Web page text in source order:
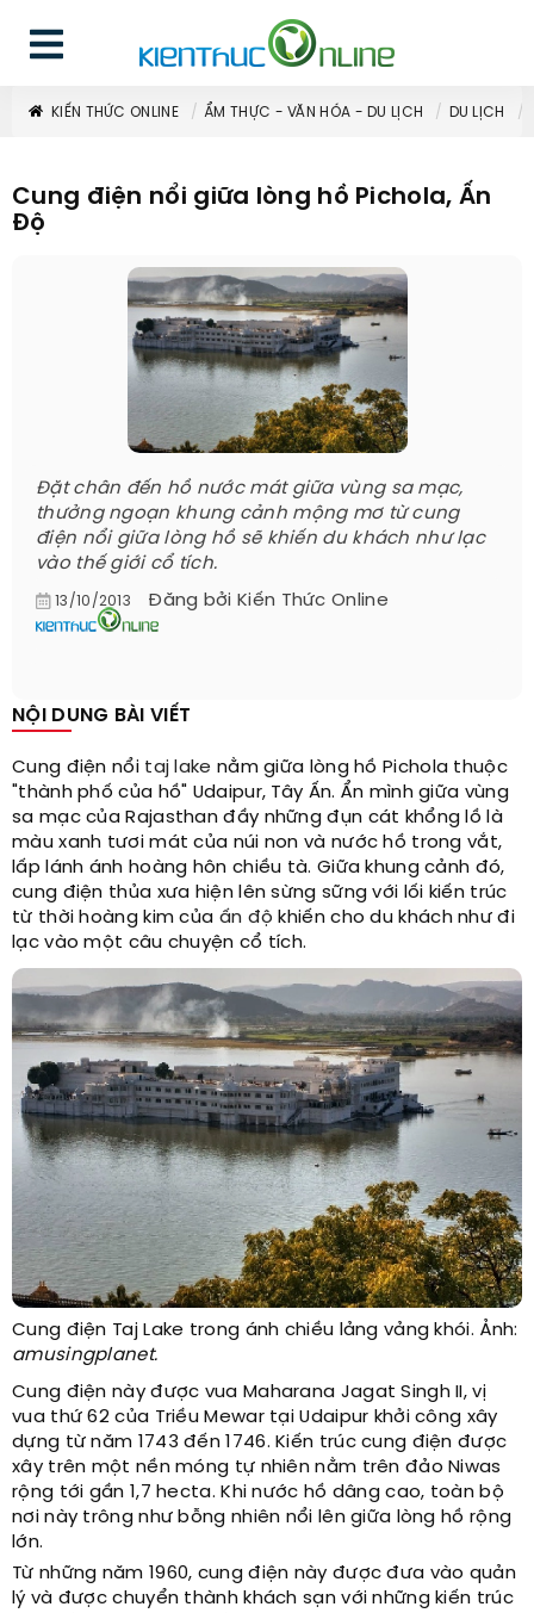
KIẾN THỨC ONLINE ẨM THỰC - VĂN HÓA - DU LỊCH DU LỊCH
Cung điện nổi giữa lòng hồ Pichola, Ấn
Độ
Đặt chân đến hồ nước mát giữa vùng sa mạc,
thưởng ngoạn khung cảnh mộng mơ từ cung
điện nổi giữa lòng hồ sẽ khiến du khách như lạc
vào thế giới cổ tích.
13/10/2013 Đăng bởi Kiến Thức Online
NỘI DUNG BÀI VIẾT
Cung điện nổi taj lake nằm giữa lòng hồ Pichola thuộc
"thành phố của hồ" Udaipur, Tây Ấn. Ẩn mình giữa vùng
sa mạc của Rajasthan đầy những đụn cát khổng lồ là
màu xanh tươi mát của núi non và nước hồ trong vắt,
lấp lánh ánh hoàng hôn chiều tà. Giữa khung cảnh đó,
cung điện thủa xưa hiện lên sừng sững với lối kiến trúc
từ thời hoàng kim của ấn độ khiến cho du khách như đi
lạc vào một câu chuyện cổ tích.
Cung điện Taj Lake trong ánh chiều lảng vảng khói. Ảnh:
amusingplanet.
Cung điện này được vua Maharana Jagat Singh II, vị
vua thứ 62 của Triều Mewar tại Udaipur khởi công xây
dựng từ năm 1743 đến 1746. Kiến trúc cung điện được
xây trên một nền móng tự nhiên nằm trên đảo Niwas
rộng tới gần 1,7 hecta. Khi nước hồ dâng cao, toàn bộ
nơi này trông như bỗng nhiên nổi lên giữa lòng hồ rộng
lớn.
Từ những năm 1960, cung điện này được đưa vào quản
lý và được chuyển thành khách sạn với những kiến trúc